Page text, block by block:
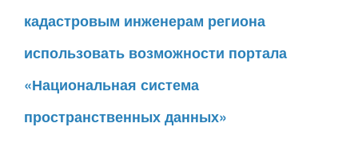
кадастровым инженерам региона
использовать возможности портала
«Национальная система
пространственных данных»